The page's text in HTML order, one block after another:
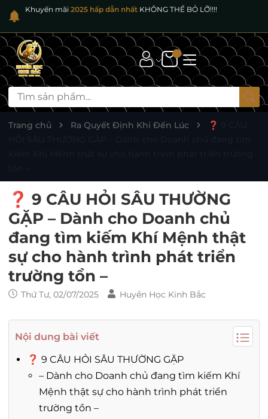
Khuyến mãi 2025 hấp dẫn nhất KHÔNG THỂ BỎ LỠ!!!!
Trang chủ Ra Quyết Định Khi Đến Lúc
❓ 9 CÂU
❓ 9 CÂU HỎI SÂU THƯỜNG
GẶP – Dành cho Doanh chủ
đang tìm kiếm Khí Mệnh thật
sự cho hành trình phát triển
trường tồn –
Thứ Tư, 02/07/2025 Huyền Học Kinh Bắc
Nội dung bài viết
❓ 9 CÂU HỎI SÂU THƯỜNG GẶP
– Dành cho Doanh chủ đang tìm kiếm Khí
Mệnh thật sự cho hành trình phát triển
trường tồn –